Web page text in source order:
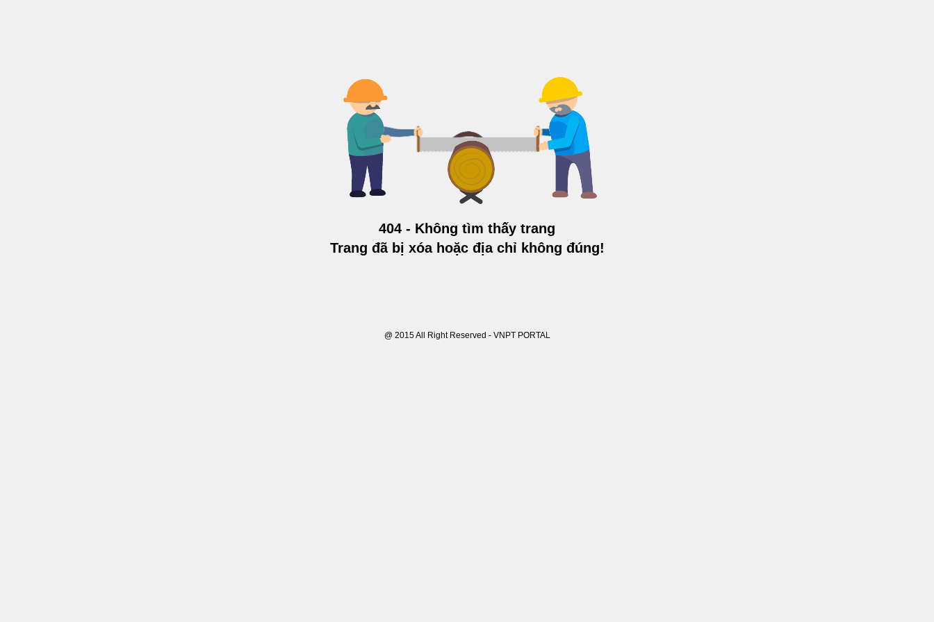
404 - Không tìm thấy trang
Trang đã bị xóa hoặc địa chỉ không đúng!
@ 2015 All Right Reserved - VNPT PORTAL